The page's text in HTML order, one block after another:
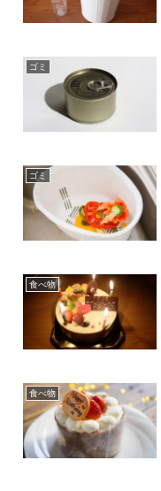
ゴミ
ゴミ
食べ物
食べ物